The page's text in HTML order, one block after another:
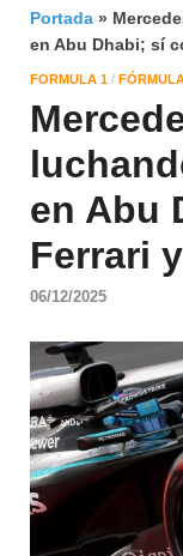
Portada »
en Abu Dhabi; sí
FORMULA 1 /
en Abu
Ferrari
06/12/2025